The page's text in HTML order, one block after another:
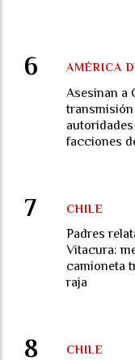
Asesinan a
facciones
AMÉRICA
Padres
Vitacura:
camioneta
raja
CHILE
CHILE